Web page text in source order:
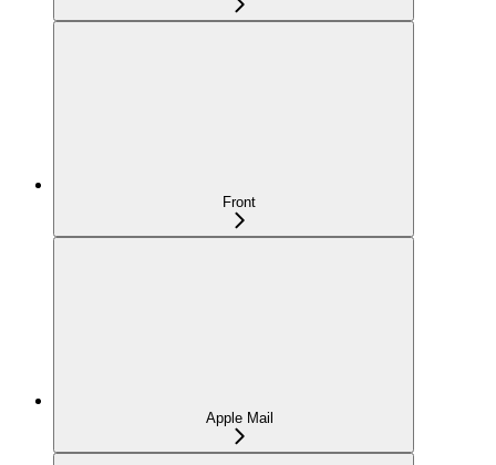
Front
Apple Mail